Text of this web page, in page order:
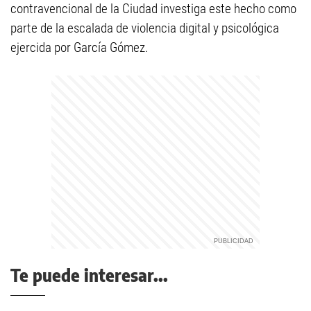
contravencional de la Ciudad investiga este hecho como
parte de la escalada de violencia digital y psicológica
ejercida por García Gómez.
Te puede interesar...